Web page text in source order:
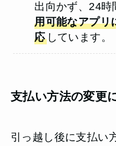
出向かず、24時
用可能なアプリ
応しています。
支払い方法の変更
引っ越し後に支払い